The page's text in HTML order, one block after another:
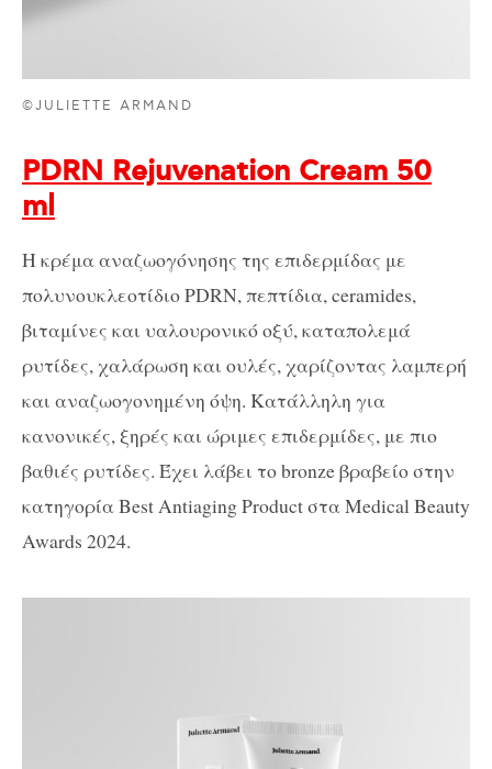
©JULIETTE ARMAND
PDRN Rejuvenation Cream 50
ml
Η κρέμα αναζωογόνησης της επιδερμίδας με
πολυνουκλεοτίδιο PDRN, πεπτίδια, ceramides,
βιταμίνες και υαλουρονικό οξύ, καταπολεμά
ρυτίδες, χαλάρωση και ουλές, χαρίζοντας λαμπερή
και αναζωογονημένη όψη. Κατάλληλη για
κανονικές, ξηρές και ώριμες επιδερμίδες, με πιο
βαθιές ρυτίδες. Έχει λάβει το bronze βραβείο στην
κατηγορία Best Antiaging Product στα Medical Beauty
Awards 2024.